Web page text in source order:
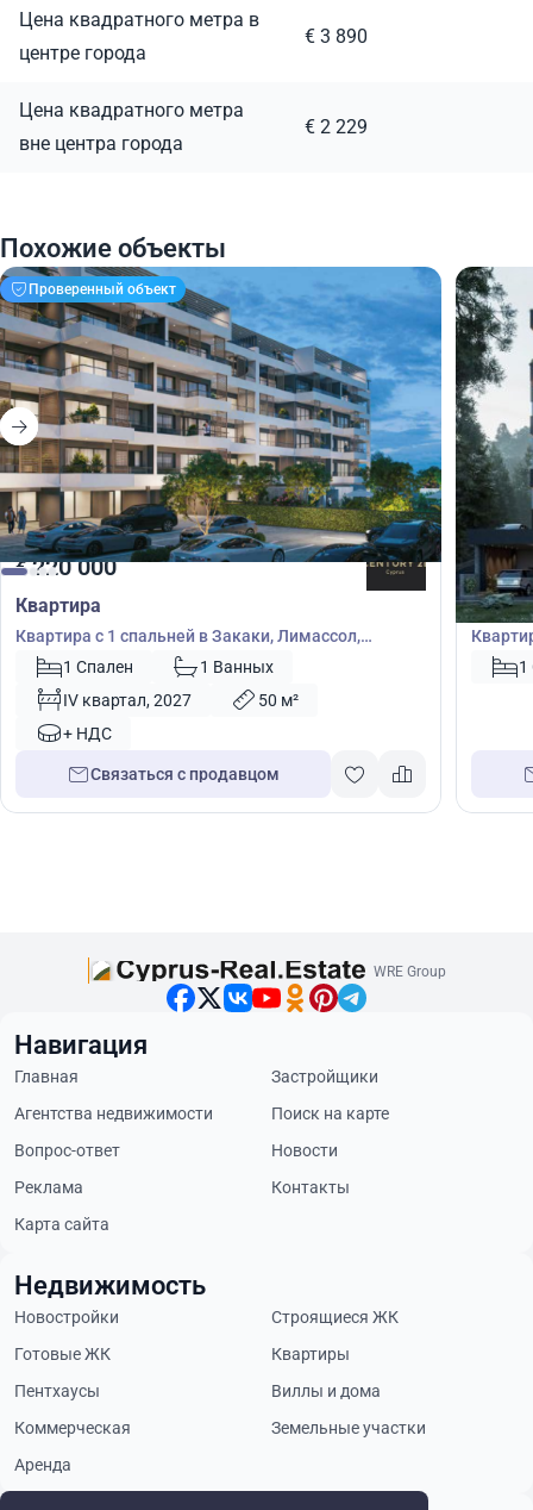
Цена квадратного метра в
центре города
€ 3 890
Цена квадратного метра
вне центра города
€ 2 229
Похожие объекты
Проверенный объект
€220 000
Квартира
Квартира с 1 спальней в Закаки, Лимассол,
Лимасол, Кипр № 35412
1 Спален
1 Ванных
IV квартал, 2027
50 м²
+ НДС
Связаться с продавцом
€ 220
1
WRE Group
Навигация
Главная
Застройщики
Агентства недвижимости
Поиск на карте
Вопрос-ответ
Новости
Реклама
Контакты
Карта сайта
Недвижимость
Новостройки
Строящиеся ЖК
Готовые ЖК
Квартиры
Пентхаусы
Виллы и дома
Коммерческая
Земельные участки
Аренда